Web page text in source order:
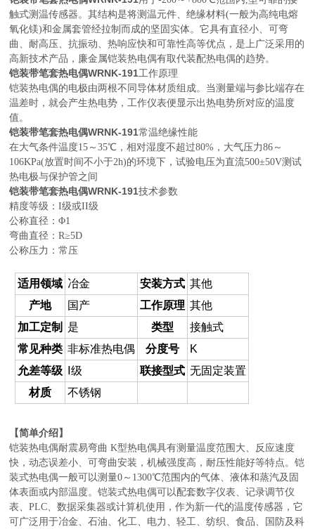
触式测温传感器。其结构是将测温元件、绝缘材料(一般为高纯电熔
氧化镁)和金属套管经拉制而成的坚固实体。它具有直径小、可弯
曲、耐高压、抗振动、热响应快和可靠性高等优点，是上广泛采用的
高新技术产品，廉金属铠装热电偶有取代装配热电偶的趋势。
铠装带笔套热电偶WRNK-191工作原理
铠装热电偶的电极由两根不同导体材质组成。当测量端与参比端存在
温差时，就会产生热电势，工作仪表便显示出热电势所对应的温度
值。
铠装带笔套热电偶WRNK-191常温绝缘性能
在大气条件温度15～35℃，相对湿度不超过80%，大气压力86～
106KPa(放置时间不小于2h)的环境下，试验电压为直流500±50V测试
热电极与保护管之间
铠装带笔套热电偶WRNK-191技术参数
精度等级：I级或II级
公称直径：Φ1
弯曲直径：R≥5D
公称压力：常压
适用领域 冶金 安装方式 其他
产地
国产 工作原理 其他
加工定制
是 类型
接触式
常见种类 非标准热电偶 分度号
K
允差等级
Ⅰ级 联接型式 无固定装置
材质
不锈钢
【简单介绍】
铠装热电偶耐震易弯曲 K型热电偶具有测量温度范围大、反应速度
快，动态误差小、可弯曲安装，机械强度高，耐压性能好等特点。铠
装式热电偶一般可以测量0～1300℃范围内的气体、液体和蒸汽及固
体表面或内部温度。铠装式热电偶可以配套数字仪表、记录调节仪
表、PLC、数据采集器或计算机使用，作为新一代的温度传感器，它
可广泛用于冶金、石油、化工、电力、轻工、纺织、食品、国防及科